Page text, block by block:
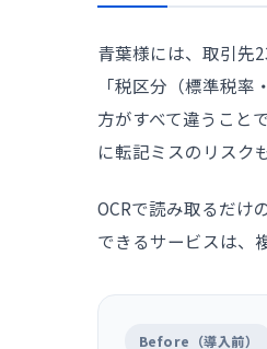
青葉様には、取引先
「税区分（標準税
方がすべて違うこと
に転記ミスのリスク
OCRで読み取るだけ
できるサービスは、
Before（導入前）